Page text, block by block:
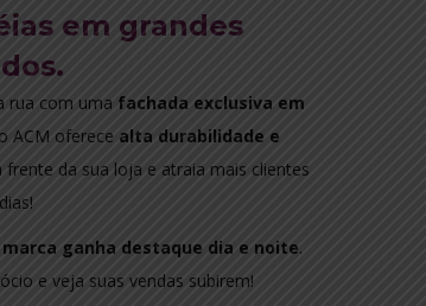
em grandes
rua com uma fachada exclusiva em
ACM oferece alta durabilidade e
frente da sua loja e atraia mais clientes
marca ganha destaque dia e noite.
e veja suas vendas subirem!